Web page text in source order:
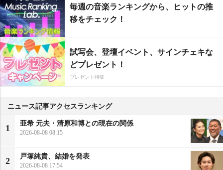
毎週の音楽ランキングから、ヒットの推
移をチェック！
試写会、登壇イベント、サインチェキな
どプレゼント！
プレゼント特集
ニュース記事アクセスランキング
1
亜希 元夫・清原和博との現在の関係
2026-08-08 08:15
2
戸塚純貴、結婚を発表
2026-08-08 17:54